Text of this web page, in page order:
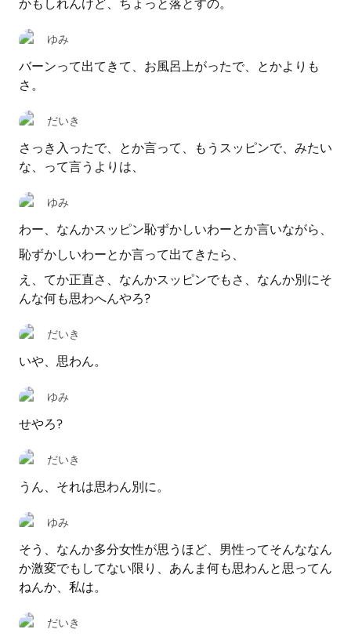
かもしれんけど、ちょっと落とすの。
ゆみ
バーンって出てきて、お風呂上がったで、とかよりも
さ。
だいき
さっき入ったで、とか言って、もうスッピンで、みたい
な、って言うよりは、
ゆみ
わー、なんかスッピン恥ずかしいわーとか言いながら、
恥ずかしいわーとか言って出てきたら、
え、てか正直さ、なんかスッピンでもさ、なんか別にそ
んな何も思わへんやろ?
だいき
いや、思わん。
ゆみ
せやろ?
だいき
うん、それは思わん別に。
ゆみ
そう、なんか多分女性が思うほど、男性ってそんななん
か激変でもしてない限り、あんま何も思わんと思ってん
ねんか、私は。
だいき